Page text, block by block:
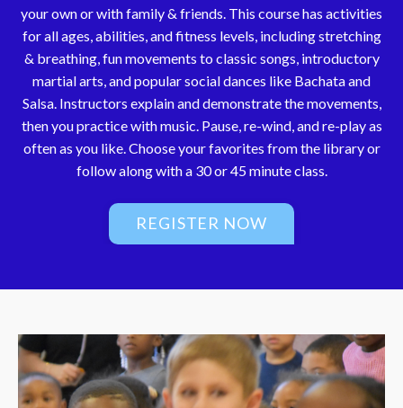
your own or with family & friends. This course has activities
for all ages, abilities, and fitness levels, including stretching
& breathing, fun movements to classic songs, introductory
martial arts, and popular social dances like Bachata and
Salsa. Instructors explain and demonstrate the movements,
then you practice with music. Pause, re-wind, and re-play as
often as you like. Choose your favorites from the library or
follow along with a 30 or 45 minute class.
REGISTER NOW